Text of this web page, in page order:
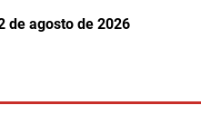
de agosto de 2026